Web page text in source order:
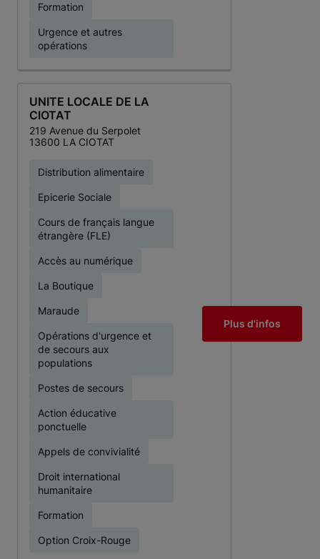
Formation
Urgence et autres
opérations
UNITE LOCALE DE LA
CIOTAT
219 Avenue du Serpolet
13600 LA CIOTAT
Distribution alimentaire
Epicerie Sociale
Cours de français langue
étrangère (FLE)
Accès au numérique
La Boutique
Maraude
Opérations d'urgence et
de secours aux
populations
Postes de secours
Action éducative
ponctuelle
Appels de convivialité
Droit international
humanitaire
Formation
Option Croix-Rouge
Plus d'infos